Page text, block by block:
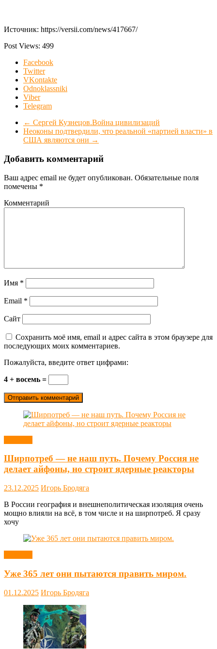
Источник: https://versii.com/news/417667/
Post Views: 499
Facebook
Twitter
VKontakte
Odnoklassniki
Viber
Telegram
← Сергей Кузнецов.Война цивилизаций
Неоконы подтвердили, что реальной «партией власти» в
США являются они →
Добавить комментарий
Ваш адрес email не будет опубликован. Обязательные поля
помечены *
Комментарий
Имя *
Email *
Сайт
Сохранить моё имя, email и адрес сайта в этом браузере для
последующих моих комментариев.
Пожалуйста, введите ответ цифрами:
4 + восемь =
Ширпотреб — не наш путь. Почему Россия не
делает айфоны, но строит ядерные реакторы
23.12.2025 Игорь Бродяга
В России география и внешнеполитическая изоляция очень
мощно влияли на всё, в том числе и на ширпотреб. Я сразу
хочу
Уже 365 лет они пытаются править миром.
01.12.2025 Игорь Бродяга